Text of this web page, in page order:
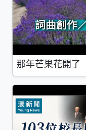
那年芒果花開了